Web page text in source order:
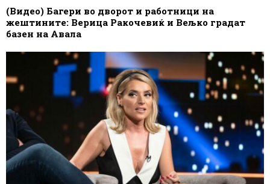
(Видео) Багери во дворот и работници на
жештините: Верица Ракочевиќ и Вељко градат
базен на Авала